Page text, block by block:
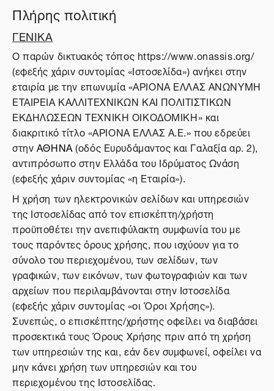
Πλήρης πολιτική
ΓΕΝΙΚΑ
O παρών δικτυακός τόπος https://www.onassis.org/
(εφεξής χάριν συντομίας «Ιστοσελίδα») ανήκει στην
εταιρία με την επωνυμία «ΑΡΙΟΝΑ ΕΛΛΑΣ ΑΝΩΝΥΜΗ
ΕΤΑΙΡΕΙΑ ΚΑΛΛΙΤΕΧΝΙΚΩΝ ΚΑΙ ΠΟΛΙΤΙΣΤΙΚΩΝ
ΕΚΔΗΛΩΣΕΩΝ ΤΕΧΝΙΚΗ ΟΙΚΟΔΟΜΙΚΗ» και
διακριτικό τίτλο «ΑΡΙΟΝΑ ΕΛΛΑΣ Α.Ε.» που εδρεύει
στηνΑΘΗΝΑ(οδός Ευρυδάμαντος και Γαλαξία αρ. 2),
αντιπρόσωπο στην Ελλάδα του Ιδρύματος Ωνάση
(εφεξής χάριν συντομίας «η Εταιρία»).
Η χρήση των ηλεκτρονικών σελίδων και υπηρεσιών
της Ιστοσελίδας από τον επισκέπτη/χρήστη
προϋποθέτει την ανεπιφύλακτη συμφωνία του με
τους παρόντες όρους χρήσης, που ισχύουν για το
σύνολο του περιεχομένου, των σελίδων, των
γραφικών, των εικόνων, των φωτογραφιών και των
αρχείων που περιλαμβάνονται στην Ιστοσελίδα
(εφεξής χάριν συντομίας «οι Όροι Χρήσης»).
Συνεπώς, ο επισκέπτης/χρήστης οφείλει να διαβάσει
προσεκτικά τους Όρους Χρήσης πριν από τη χρήση
των υπηρεσιών της και, εάν δεν συμφωνεί, οφείλει να
μην κάνει χρήση των υπηρεσιών και του
περιεχομένου της Ιστοσελίδας.